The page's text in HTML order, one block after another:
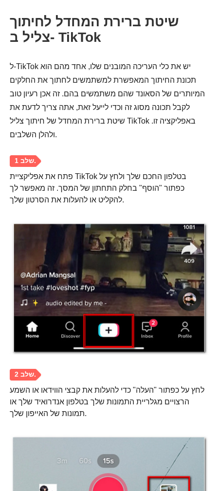
שיטת ברירת המחדל לחיתוך
צליל ב- TikTok
ל-TikTok יש את כלי העריכה המובנים שלו, אחד מהם הוא
תכונת החיתוך המאפשרת למשתמשים לחתוך את החלקים
המיותרים של הסאונד שהם משתמשים בהם. זה אכן רעיון טוב
לקבל תכונה מסוג זה וכדי לייעל זאת, אתה צריך לדעת את
שיטת ברירת המחדל של חיתוך צליל TikTok באפליקציה זו.
ולהלן השלבים.
שלב 1.
פתח את אפליקציית TikTok בטלפון החכם שלך ולחץ על
כפתור "הוסף" בחלק התחתון של המסך. זה מאפשר לך
להקליט או להעלות את הסרטון שלך.
לחץ על כפתור "העלה" כדי להעלות את קבצי הווידאו או השמע
הרצויים מגלריית התמונות שלך בטלפון אנדרואיד שלך או
תמונות של האייפון שלך.